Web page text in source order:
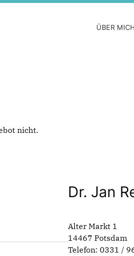
ÜBER
nicht.
Dr. Jan
Alter Markt 1
14467 Potsdam
Telefon: 0331 /